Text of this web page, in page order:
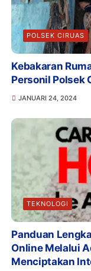
POLSEK CIRUAS
Kebakaran
Personil Polsek
JANUARI 24, 2024
TEKNOLOGI
Panduan
Online Melalui
Menciptakan